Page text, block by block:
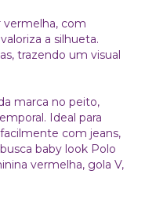
vermelha, com
a silhueta.
trazendo um visual
marca no peito,
Ideal para
com jeans,
baby look Polo
vermelha, gola V,